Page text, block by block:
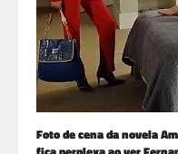
Foto de cena da novela